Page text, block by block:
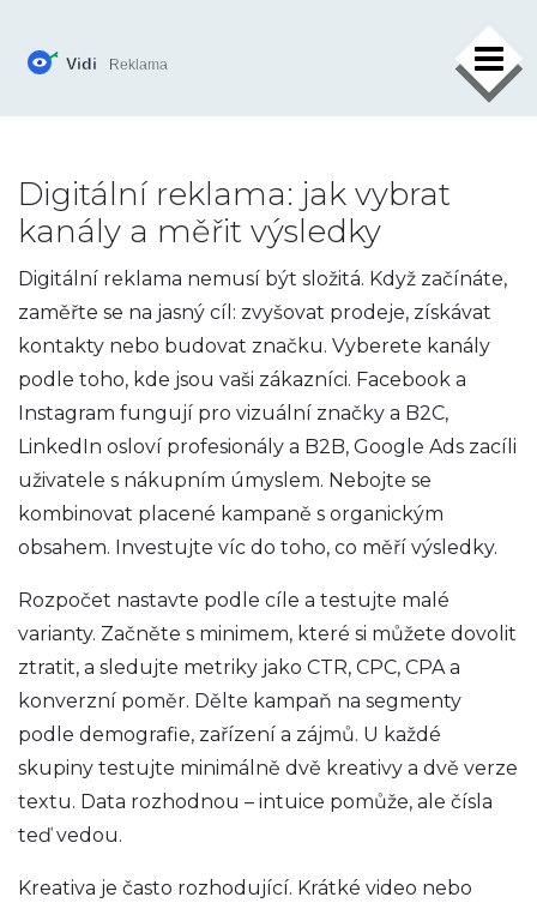
×
Digitální reklama: jak vybrat
kanály a měřit výsledky
Digitální reklama nemusí být složitá. Když začínáte,
zaměřte se na jasný cíl: zvyšovat prodeje, získávat
kontakty nebo budovat značku. Vyberete kanály
podle toho, kde jsou vaši zákazníci. Facebook a
Instagram fungují pro vizuální značky a B2C,
LinkedIn osloví profesionály a B2B, Google Ads zacíli
uživatele s nákupním úmyslem. Nebojte se
kombinovat placené kampaně s organickým
obsahem. Investujte víc do toho, co měří výsledky.
Rozpočet nastavte podle cíle a testujte malé
varianty. Začněte s minimem, které si můžete dovolit
ztratit, a sledujte metriky jako CTR, CPC, CPA a
konverzní poměr. Dělte kampaň na segmenty
podle demografie, zařízení a zájmů. U každé
skupiny testujte minimálně dvě kreativy a dvě verze
textu. Data rozhodnou – intuice pomůže, ale čísla
teď vedou.
Kreativa je často rozhodující. Krátké video nebo